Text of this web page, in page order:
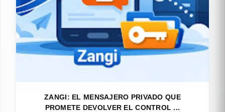
ZANGI: EL MENSAJERO PRIVADO QUE
PROMETE DEVOLVER EL CONTROL ...